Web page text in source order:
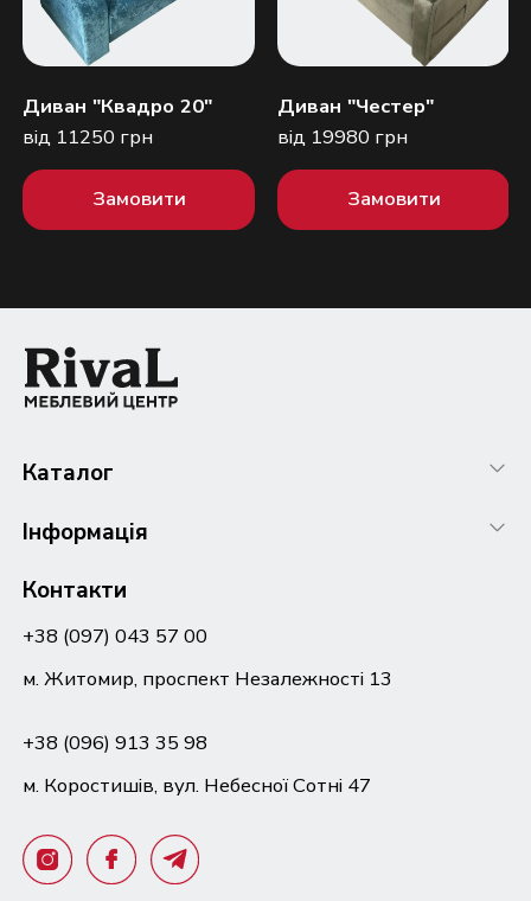
Диван "Квадро 20"
від 11250 грн
Замовити
Диван "Честер"
від 19980 грн
Замовити
Каталог
Інформація
Контакти
+38 (097) 043 57 00
м. Житомир, проспект Незалежності 13
+38 (096) 913 35 98
м. Коростишів, вул. Небесної Сотні 47